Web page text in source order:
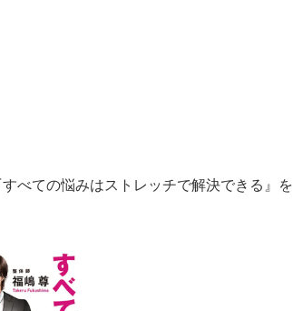
べての悩みはストレッチで解決できる』を